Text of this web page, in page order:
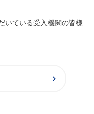
いている受入機関の皆様
chevron_right